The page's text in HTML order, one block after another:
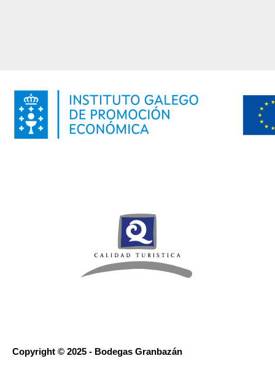
Copyright © 2025 - Bodegas Granbazán